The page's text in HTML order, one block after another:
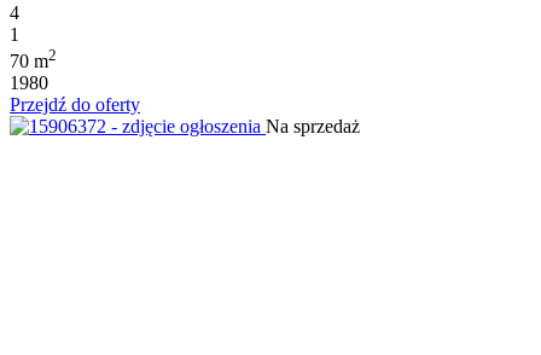
4
1
70 m2
1980
Przejdź do oferty
Na sprzedaż